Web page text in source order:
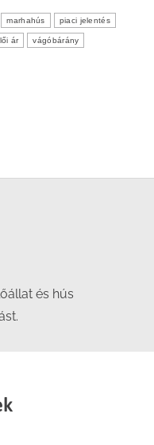
marhahús piaci jelentés
ár vágóbárány
és hús